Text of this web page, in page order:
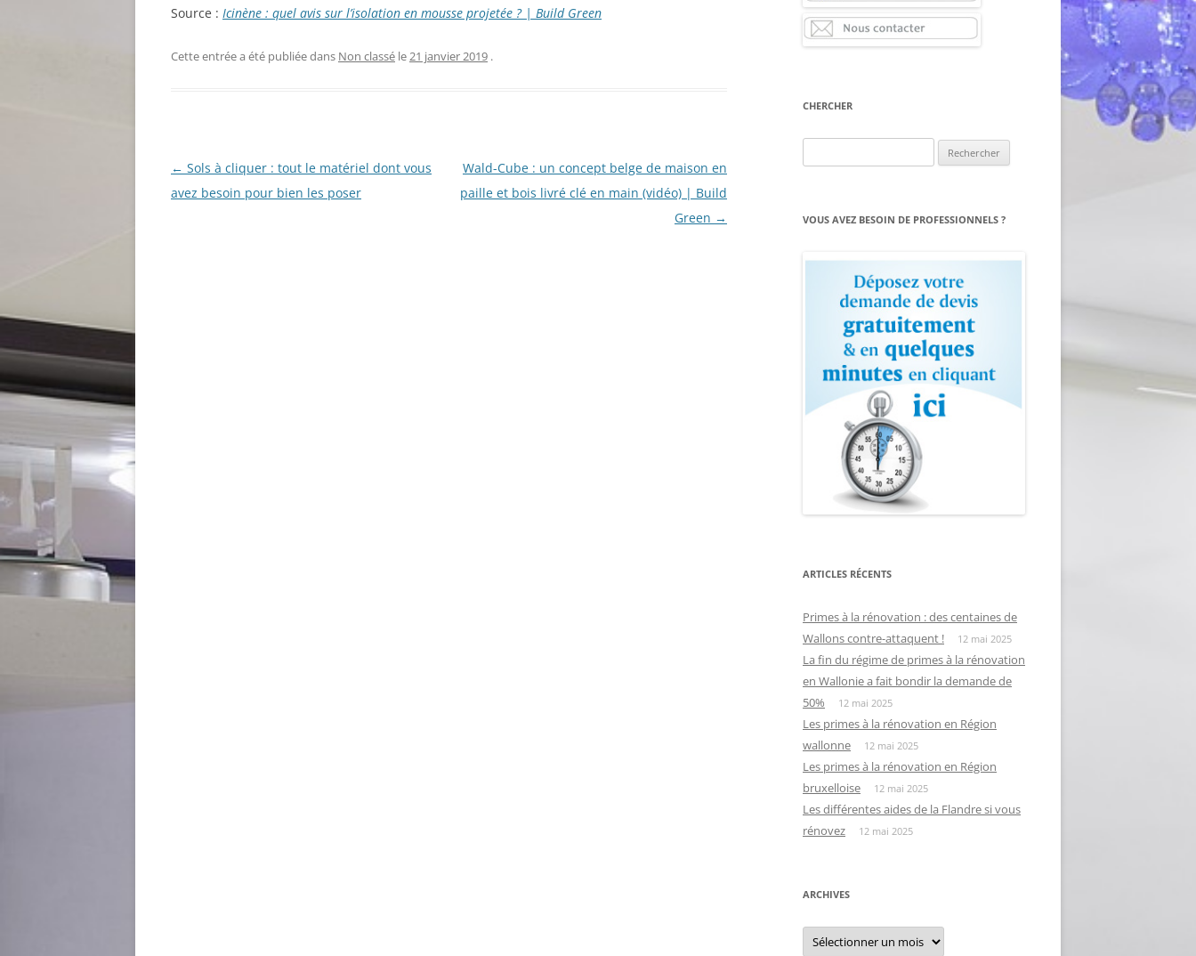
Source : Icinène : quel avis sur l’isolation en mousse projetée ? | Build Green
Cette entrée a été publiée dans Non classé le21 janvier 2019 .
Navigation
des
← Sols à cliquer : tout le matériel dont vous
avez besoin pour bien les poser
Wald-Cube : un concept belge de maison en
paille et bois livré clé en main (vidéo) | Build
Green →
CHERCHER
VOUS AVEZ BESOIN DE PROFESSIONNELS ?
ARTICLES RÉCENTS
Primes à la rénovation : des centaines de
Wallons contre-attaquent !
12 mai 2025
La fin du régime de primes à la rénovation
en Wallonie a fait bondir la demande de
50%
12 mai 2025
Les primes à la rénovation en Région
wallonne
12 mai 2025
Les primes à la rénovation en Région
bruxelloise
12 mai 2025
Les différentes aides de la Flandre si vous
rénovez
12 mai 2025
ARCHIVES
Archives